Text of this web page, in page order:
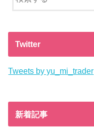
Twitter
Tweets by yu_mi_trader
新着記事